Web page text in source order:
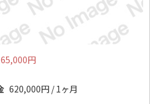
円
620,000円 / 1ヶ月
ド：172272